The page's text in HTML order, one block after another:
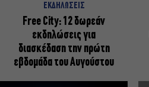
ΕΚΔΗΛΩΣΕΙΣ
Free City: 12 δωρεάν
εκδηλώσεις για
διασκέδαση την πρώτη
εβδομάδα του Αυγούστου